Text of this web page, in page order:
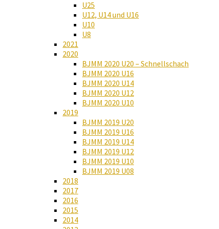
U25
U12, U14 und U16
U10
U8
2021
2020
BJMM 2020 U20 – Schnellschach
BJMM 2020 U16
BJMM 2020 U14
BJMM 2020 U12
BJMM 2020 U10
2019
BJMM 2019 U20
BJMM 2019 U16
BJMM 2019 U14
BJMM 2019 U12
BJMM 2019 U10
BJMM 2019 U08
2018
2017
2016
2015
2014